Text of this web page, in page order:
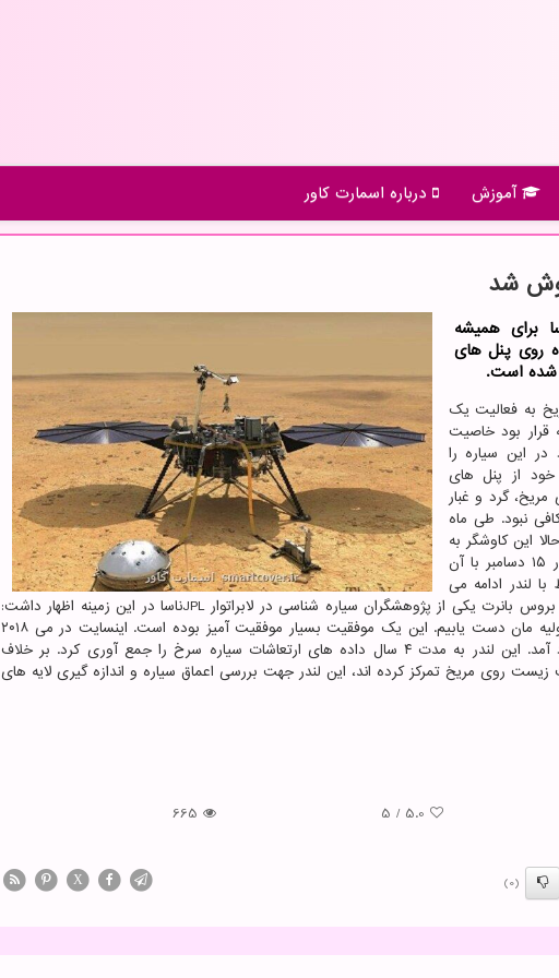
آموزش درباره اسمارت كاور
شد
برای همیشه
روی پنل های
شده است.
به فعالیت یک
قرار بود خاصیت
این سیاره را
خود از پنل های
و بعد از گذراندن ۴ سال روی مریخ، گرد و غبار
نبود. طی ماه
این کاوشگر به
دو تماس تیم پاسخی نداده و پژوهشگران آخرین بار در ۱۵ دسامبر با آن
با لندر ادامه می
دهد اما پیش بینی می شود پاسخی از آن دریافت نکند. بروس بانرت یکی از پژوهشگران سیاره شناسی در لابراتوار JPLناسا در این زمینه اظهار داشت:
ما در حقیقت توانسته ایم به اطلاعاتی فراتر از تعهدات اولیه مان دست یابیم. این یک موفقیت بسیار موفقیت آمیز بوده است. اینسایت در می ۲۰۱۸
میلادی به فضا پرتاب شد و ۶ ماه بعد روی مریخ فرود آمد. این لندر به مدت ۴ سال داده های ارتعاشات سیاره سرخ را جمع آوری کرد. بر خلاف
روی مریخ تمرکز کرده اند، این لندر جهت بررسی اعماق سیاره و اندازه گیری لایه های
5.0
/
5
665
(0)
X